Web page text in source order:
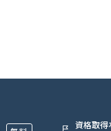
資格取得